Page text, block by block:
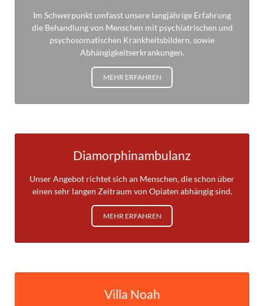
Im Schwerpunkt umfasst unsere langjährige Erfahrung
die Behandlung von Menschen mit psychiatrischen und
psychosomatischen Krankheitsbildern, sowie
Abhängigkeitserkrankungen.
MEHR ERFAHREN
Diamorphinambulanz
Unser Angebot richtet sich an Menschen, die schon über
einen sehr langen Zeitraum von Opiaten abhängig sind.
MEHR ERFAHREN
Villa Noah